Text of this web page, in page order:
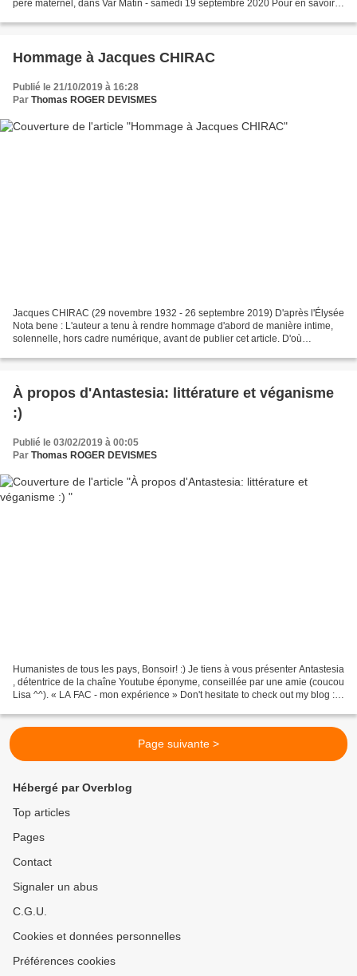
père maternel, dans Var Matin - samedi 19 septembre 2020 Pour en savoir
Hommage à Jacques CHIRAC
Publié le 21/10/2019 à 16:28
Par Thomas ROGER DEVISMES
Jacques CHIRAC (29 novembre 1932 - 26 septembre 2019) D'après l'Élysée
Nota bene : L'auteur a tenu à rendre hommage d'abord de manière intime,
solennelle, hors cadre numérique, avant de publier cet article. D'où
À propos d'Antastesia: littérature et véganisme
:)
Publié le 03/02/2019 à 00:05
Par Thomas ROGER DEVISMES
Humanistes de tous les pays, Bonsoir! :) Je tiens à vous présenter Antastesia
, détentrice de la chaîne Youtube éponyme, conseillée par une amie (coucou
Lisa ^^). « LA FAC - mon expérience » Don't hesitate to check out my blog :
Page suivante >
Hébergé par Overblog
Top articles
Pages
Contact
Signaler un abus
C.G.U.
Cookies et données personnelles
Préférences cookies